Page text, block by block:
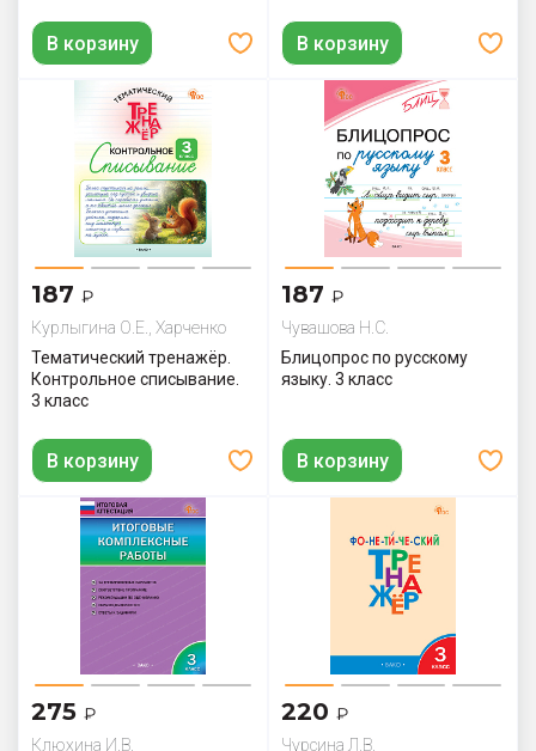
В корзину В корзину
187 ₽
Курлыгина О.Е., Харченко
О.О.
Тематический тренажёр.
Контрольное списывание.
3 класс
В корзину
187 ₽
Чувашова Н.С.
Блицопрос по русскому
языку. 3 класс
В корзину
275 ₽
Клюхина И.В.
220 ₽
Чурсина Л.В.